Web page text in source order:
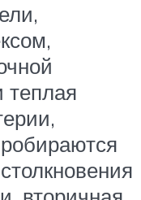
теплая